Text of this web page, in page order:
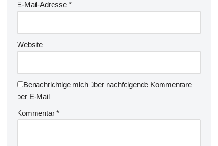
E-Mail-Adresse *
Website
Benachrichtige mich über nachfolgende Kommentare
per E-Mail
Kommentar *